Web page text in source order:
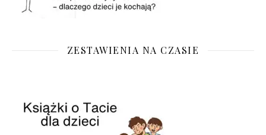
ZESTAWIENIA NA CZASIE